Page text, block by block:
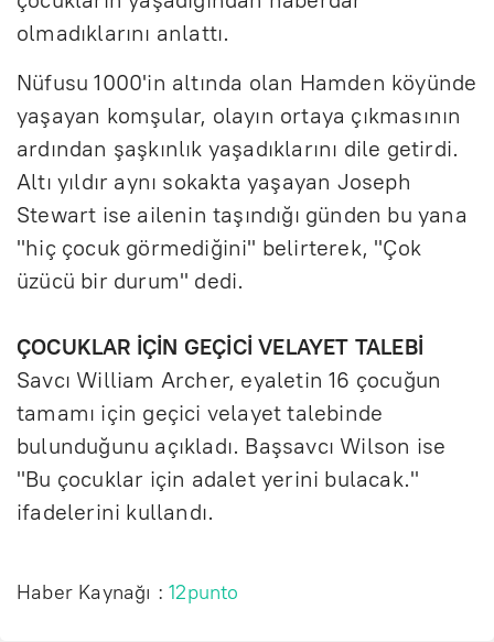
olmadıklarını anlattı.
Nüfusu 1000'in altında olan Hamden köyünde
yaşayan komşular, olayın ortaya çıkmasının
ardından şaşkınlık yaşadıklarını dile getirdi.
Altı yıldır aynı sokakta yaşayan Joseph
Stewart ise ailenin taşındığı günden bu yana
"hiç çocuk görmediğini" belirterek, "Çok
üzücü bir durum" dedi.
ÇOCUKLAR İÇİN GEÇİCİ VELAYET TALEBİ
Savcı William Archer, eyaletin 16 çocuğun
tamamı için geçici velayet talebinde
bulunduğunu açıkladı. Başsavcı Wilson ise
"Bu çocuklar için adalet yerini bulacak."
ifadelerini kullandı.
Haber Kaynağı :12punto